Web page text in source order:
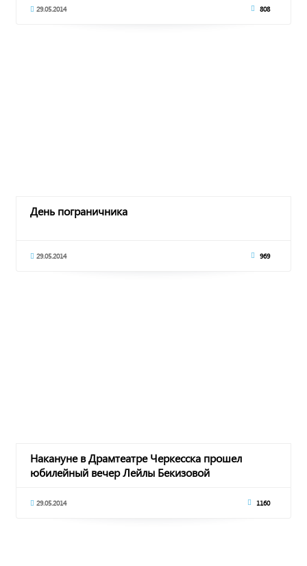
29.05.2014 808
День пограничника
29.05.2014 969
Накануне в Драмтеатре Черкесска прошел
юбилейный вечер Лейлы Бекизовой
29.05.2014 1160